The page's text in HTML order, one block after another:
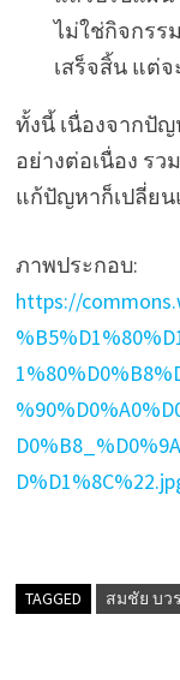
ไม่ใช่กิจกรร
เสร็จสิ้น แต่
ทั้งนี้ เนื่องจากปั
อย่างต่อเนื่อง ร
แก้ปัญหาก็เปลี่ยน
ภาพประกอบ:
https://
TAGGED สมชัย บว